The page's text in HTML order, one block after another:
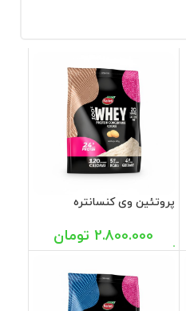
پروتئین وی کنسانتره
2.800.000 تومان